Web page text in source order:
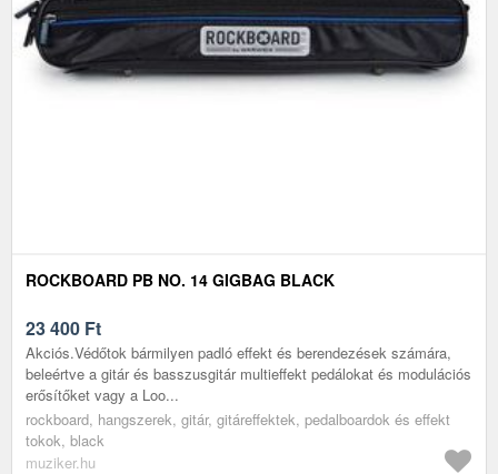
ROCKBOARD PB NO. 14 GIGBAG BLACK
23 400 Ft
Akciós.Védőtok bármilyen padló effekt és berendezések számára,
beleértve a gitár és basszusgitár multieffekt pedálokat és modulációs
erősítőket vagy a Loo...
rockboard, hangszerek, gitár, gitáreffektek, pedalboardok és effekt
tokok, black
muziker.hu